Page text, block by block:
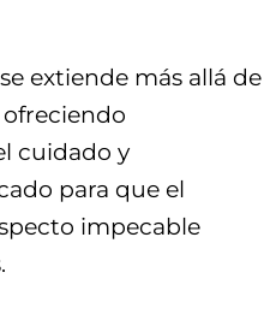
extiende más allá de
cuidado y
para que el
impecable